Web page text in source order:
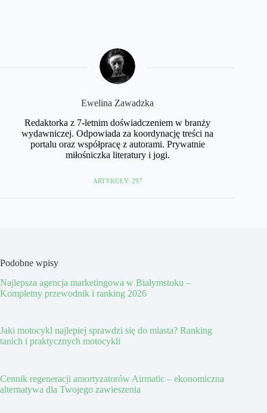
Ewelina Zawadzka
Redaktorka z 7-letnim doświadczeniem w branży
wydawniczej. Odpowiada za koordynację treści na
portalu oraz współpracę z autorami. Prywatnie
miłośniczka literatury i jogi.
ARTYKUŁY: 297
Podobne wpisy
Najlepsza agencja marketingowa w Białymstoku –
Kompletny przewodnik i ranking 2026
Jaki motocykl najlepiej sprawdzi się do miasta? Ranking
tanich i praktycznych motocykli
Cennik regeneracji amortyzatorów Airmatic – ekonomiczna
alternatywa dla Twojego zawieszenia